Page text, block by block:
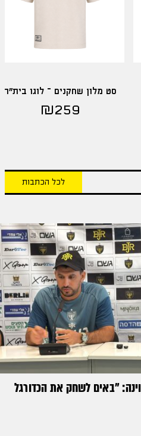
סט מלון שחקנים – לוגו בית"ר
₪259
לכל הכתבות
״באים לשחק את הכדורגל